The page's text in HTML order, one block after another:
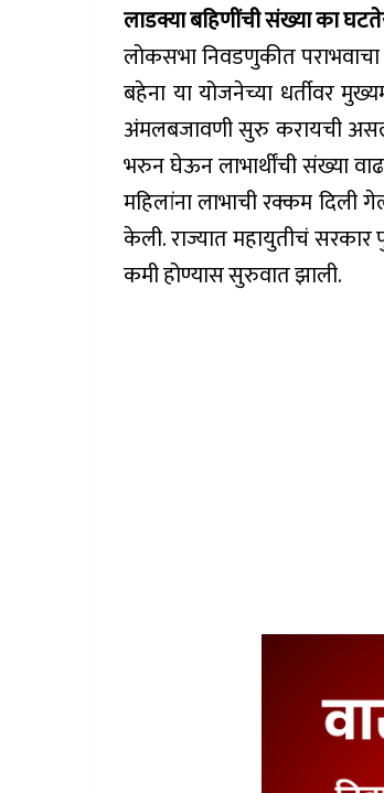
लाडक्या बहिणींची संख्या का
लोकसभा निवडणुकीत
बहेना या योजनेच्या धर्तीवर
अंमलबजावणी सुरु करायची
भरुन घेऊन लाभार्थींची संख्या
महिलांना लाभाची रक्कम दिली
केली. राज्यात महायुतीचं सरकार
कमी होण्यास सुरुवात झाली.